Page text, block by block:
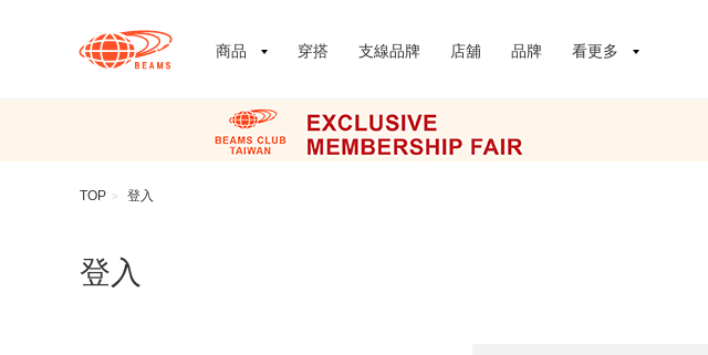
商品 穿搭 支線品牌 店舖 品牌 看更多
TOP > 登入
登入